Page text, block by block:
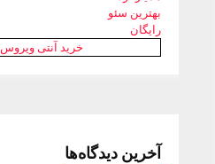
بهترین سئو
رایگان
خرید آنتی ویروس Kaspersky
آخرین دیدگاه‌ها